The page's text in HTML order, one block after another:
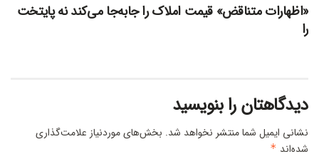
«اظهارات متناقض» قیمت‌ املاک را جابه‌جا می‌کند نه پایتخت
را
دیدگاهتان را بنویسید
نشانی ایمیل شما منتشر نخواهد شد. بخش‌های موردنیاز علامت‌گذاری
شده‌اند *